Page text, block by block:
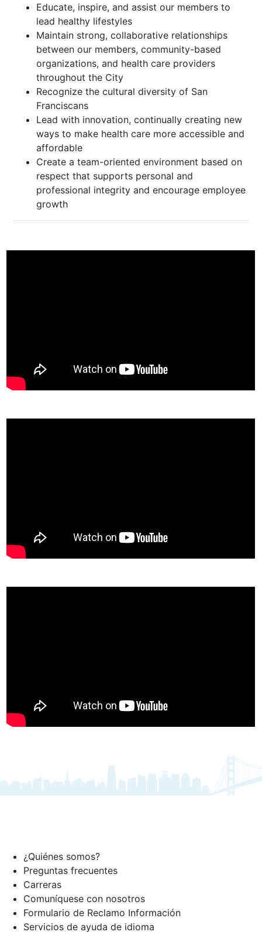
Educate, inspire, and assist our members to
lead healthy lifestyles
Maintain strong, collaborative relationships
between our members, community-based
organizations, and health care providers
throughout the City
Recognize the cultural diversity of San
Franciscans
Lead with innovation, continually creating new
ways to make health care more accessible and
affordable
Create a team-oriented environment based on
respect that supports personal and
professional integrity and encourage employee
growth
¿Quiénes somos?
Preguntas frecuentes
Carreras
Comuníquese con nosotros
Formulario de Reclamo Información
Servicios de ayuda de idioma